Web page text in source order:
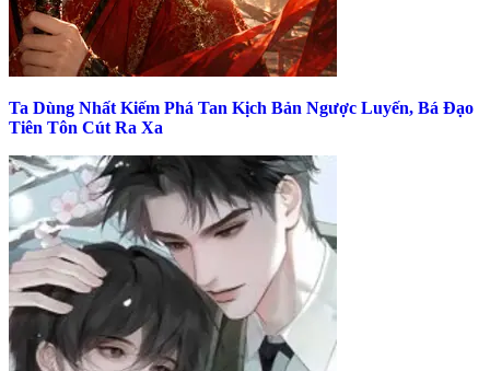
Ta Dùng Nhất Kiếm Phá Tan Kịch Bản Ngược Luyến, Bá Đạo
Tiên Tôn Cút Ra Xa